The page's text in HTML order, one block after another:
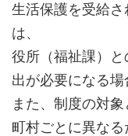
生活保護を受給
は、
役所（福祉課）
出が必要になる場
また、制度の対
町村ごとに異なる